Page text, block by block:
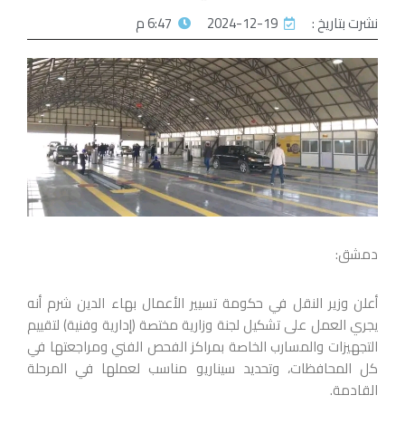
نشرت بتاريخ : 2024-12-19 6:47 م
دمشق:
أعلن وزير النقل في حكومة تسيير الأعمال بهاء الدين شرم أنه
يجري العمل على تشكيل لجنة وزارية مختصة (إدارية وفنية) لتقييم
التجهيزات والمسارب الخاصة بمراكز الفحص الفني ومراجعتها في
كل المحافظات، وتحديد سيناريو مناسب لعملها في المرحلة
القادمة.